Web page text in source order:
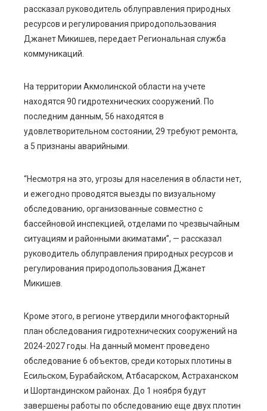
рассказал руководитель облуправления природных
ресурсов и регулирования природопользования
Джанет Микишев, передает Региональная служба
коммуникаций.
На территории Акмолинской области на учете
находятся 90 гидротехнических сооружений. По
последним данным, 56 находятся в
удовлетворительном состоянии, 29 требуют ремонта,
а 5 признаны аварийными.
“Несмотря на это, угрозы для населения в области нет,
и ежегодно проводятся выезды по визуальному
обследованию, организованные совместно с
бассейновой инспекцией, отделами по чрезвычайным
ситуациям и районными акиматами”, — рассказал
руководитель облуправления природных ресурсов и
регулирования природопользования Джанет
Микишев.
Кроме этого, в регионе утвердили многофакторный
план обследования гидротехнических сооружений на
2024-2027 годы. На данный момент проведено
обследование 6 объектов, среди которых плотины в
Есильском, Бурабайском, Атбасарском, Астраханском
и Шортандинском районах. До 1 ноября будут
завершены работы по обследованию еще двух плотин